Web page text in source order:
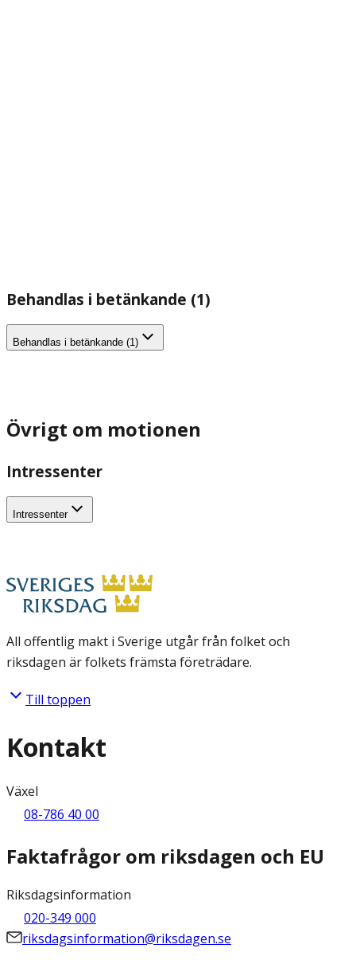
Behandlas i betänkande (1)
Behandlas i betänkande (1)
Övrigt om motionen
Intressenter
Intressenter
All offentlig makt i Sverige utgår från folket och
riksdagen är folkets främsta företrädare.
Till toppen
Kontakt
Växel
08-786 40 00
Faktafrågor om riksdagen och EU
Riksdagsinformation
020-349 000
riksdagsinformation@riksdagen.se